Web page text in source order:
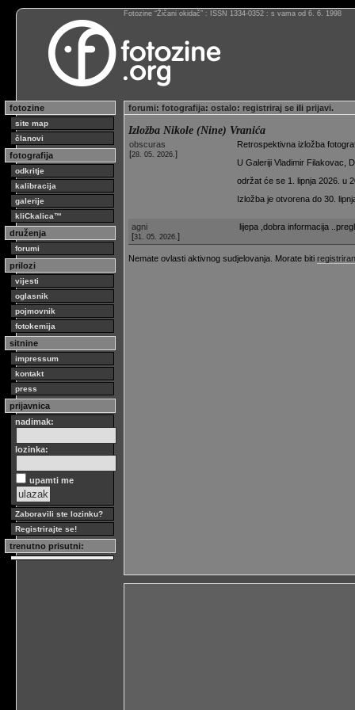
Fotozine “Žičani okidač” : ISSN 1334-0352 : s vama od 6. 6. 1998
fotozine
site map
članovi
fotografija
odkritje
kalibracija
galerije
kliCkalica™
druženja
forumi
prilozi
vijesti
oglasnik
pojmovnik
fotokemija
sitnine
impressum
kontakt
press
prijavnica
nadimak:
lozinka:
upamti me
Zaboravili ste lozinku?
Registrirajte se!
trenutno prisutni:
forumi: fotografija: ostalo: registriraj se ili prijavi.
Izložba Nikole (Nine) Vranića
obscuras
[28. 05. 2026.]
Retrospektivna izložba
U Galeriji Vladimir Filakovac,
održat će se 1. lipnja 2026. u
Izložba je otvorena do 30.
agni
[31. 05. 2026.]
lijepa ,dobra informacija
Nemate ovlasti aktivnog sudjelovanja. Morate biti